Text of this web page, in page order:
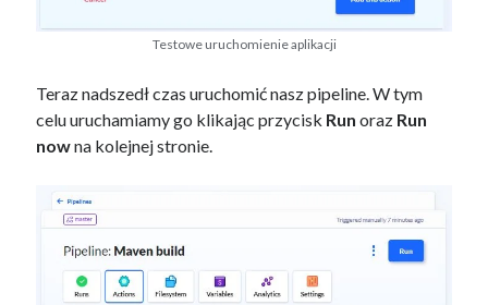
Testowe uruchomienie aplikacji
Teraz nadszedł czas uruchomić nasz pipeline. W tym
celu uruchamiamy go klikając przycisk Run oraz Run
nowna kolejnej stronie.